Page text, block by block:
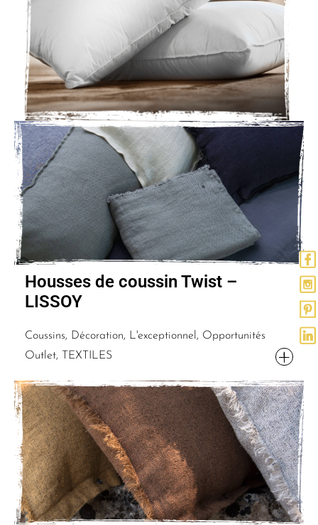
Housses de coussin Twist –
LISSOY
Coussins, Décoration, L'exceptionnel, Opportunités
Outlet, TEXTILES